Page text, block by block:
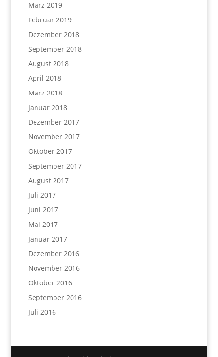
März 2019
Februar 2019
Dezember 2018
September 2018
August 2018
April 2018
März 2018
Januar 2018
Dezember 2017
November 2017
Oktober 2017
September 2017
August 2017
Juli 2017
Juni 2017
Mai 2017
Januar 2017
Dezember 2016
November 2016
Oktober 2016
September 2016
Juli 2016